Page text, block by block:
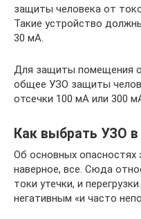
защиты человека от
Такие устройство
30 мА.
Для защиты помещения
общее УЗО защиты
отсечки 100 мА или 300
Как выбрать УЗО
Об основных опасностях
наверное, все. Сюда
токи утечки, и
негативным «и часто